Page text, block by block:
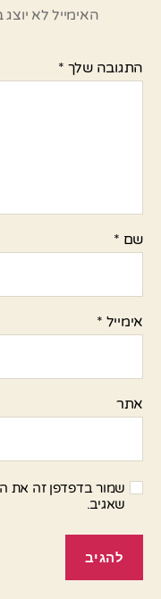
האימייל לא
התגובה שלך *
שם *
אימייל *
אתר
שמור בדפדפן זה את
שאגיב.